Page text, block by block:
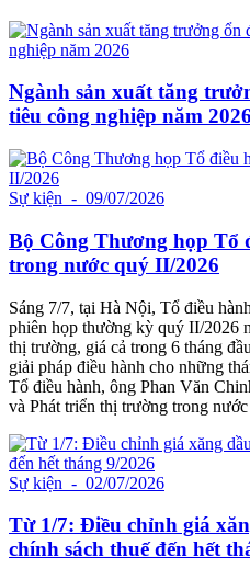
Ngành sản xuất tăng
tiêu công nghiệp năm 2026
Sự kiện - 09/07/2026
Bộ Công Thương họp Tổ
trong nước quý II/2026
Sáng 7/7, tại Hà Nội, Tổ điều
phiên họp thường kỳ quý II/2026
thị trường, giá cả trong 6 tháng
giải pháp điều hành cho những
Tổ điều hành, ông Phan Văn
và Phát triển thị trường trong
Sự kiện - 02/07/2026
Từ 1/7: Điều chỉnh giá
chính sách thuế đến hết